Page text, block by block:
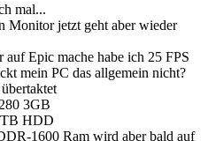
mal...
Monitor jetzt geht aber wieder
Epic mache habe ich 25 FPS
mein PC das allgemein nicht?
3GB
HDD
1600 Ram wird aber bald auf